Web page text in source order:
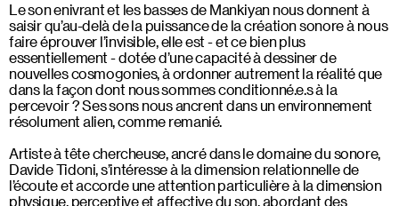
Le son enivrant et les basses de Mankiyan nous donnent à
saisir qu’au-delà de la puissance de la création sonore à nous
faire éprouver l’invisible, elle est - et ce bien plus
essentiellement - dotée d’une capacité à dessiner de
nouvelles cosmogonies, à ordonner autrement la réalité que
dans la façon dont nous sommes conditionné.e.s à la
percevoir ? Ses sons nous ancrent dans un environnement
résolument alien, comme remanié.
Artiste à tête chercheuse, ancré dans le domaine du sonore,
Davide Tidoni, s’intéresse à la dimension relationnelle de
l’écoute et accorde une attention particulière à la dimension
physique, perceptive et affective du son, abordant des